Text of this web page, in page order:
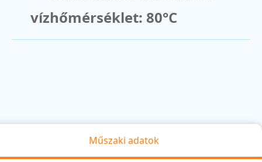
vízhőmérséklet: 80°C
Műszaki adatok